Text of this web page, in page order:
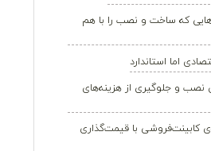
که ساخت و نصب را با هم
نصب و جلوگیری از هزینه‌های
کابینت‌فروشی با قیمت‌گذاری